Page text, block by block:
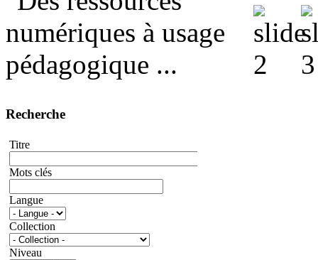
Recherche
Titre
Mots clés
Langue
Collection
Niveau